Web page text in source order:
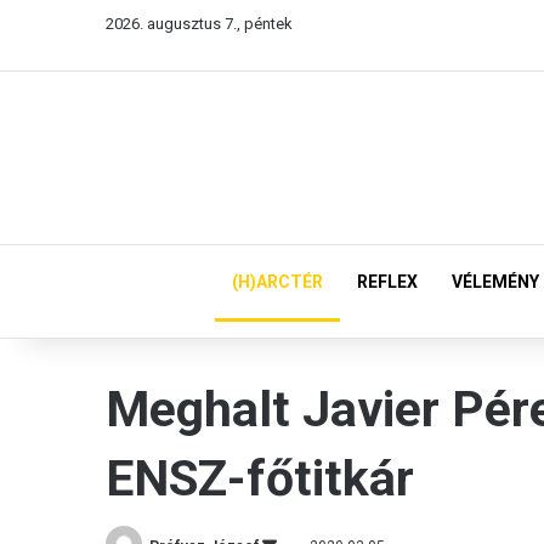
2026. augusztus 7., péntek
(H)ARCTÉR REFLEX VÉLEMÉNY
Meghalt Javier
ENSZ-főtitkár